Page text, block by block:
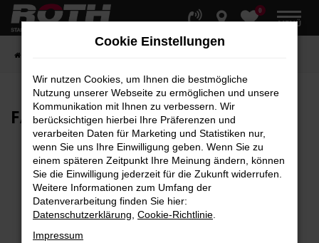
Zum
Hauptinhalt
0
MENÜ
FAHRZEUG-SHOWROOM
Fehler: Network Error
Beim Laden ist ein Fehler aufgetreten.
Hier sind ein paar Tipps, die dir helfen können:
Cookie Einstellungen
Wir nutzen Cookies, um Ihnen die bestmögliche
Nutzung unserer Webseite zu ermöglichen und unsere
Kommunikation mit Ihnen zu verbessern. Wir
berücksichtigen hierbei Ihre Präferenzen und
verarbeiten Daten für Marketing und Statistiken nur,
wenn Sie uns Ihre Einwilligung geben. Wenn Sie zu
einem späteren Zeitpunkt Ihre Meinung ändern, können
Sie die Einwilligung jederzeit für die Zukunft widerrufen.
Weitere Informationen zum Umfang der
Datenverarbeitung finden Sie hier:
Datenschutzerklärung Cookie-Richtlinie
Impressum